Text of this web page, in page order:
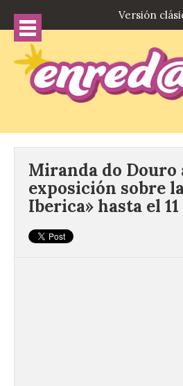
Versión
Miranda do Douro
exposición sobre
Iberica» hasta el